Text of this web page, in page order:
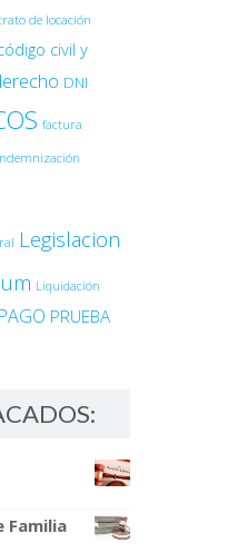
de locación
civil y
DNI
factura
Legislacion
Liquidación
PAGO PRUEBA
Familia